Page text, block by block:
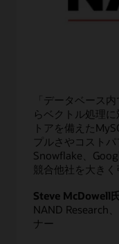
「データベース
らベクトル処理
トアを備えた
プルさやコスト
Snowflake、
競合他社を大きく
Steve McDowell
NAND Research
ナー